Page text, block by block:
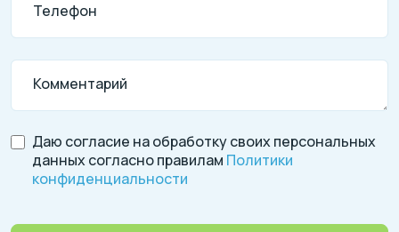
Телефон
Комментарий
Даю согласие на обработку своих персональных
данных согласно правилам Политики
конфиденциальности